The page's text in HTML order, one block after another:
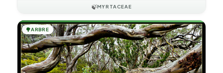
🍃MYRTACEAE
🌳ARBRE